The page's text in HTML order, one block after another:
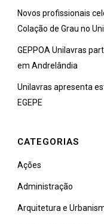
Novos profissionais
Colação de Grau no
GEPPOA Unilavras
em Andrelândia
Unilavras apresenta
EGEPE
CATEGORIAS
Ações
Administração
Arquitetura e